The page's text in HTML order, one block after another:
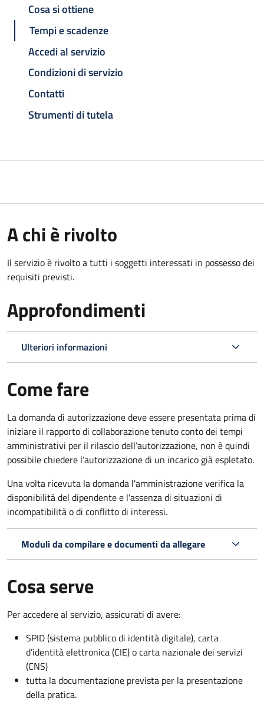
Cosa si ottiene
Tempi e scadenze
Accedi al servizio
Condizioni di servizio
Contatti
Strumenti di tutela
A chi è rivolto
Il servizio è rivolto a tutti i soggetti interessati in possesso dei
requisiti previsti.
Approfondimenti
Ulteriori informazioni
Come fare
La domanda di autorizzazione deve essere presentata prima di
iniziare il rapporto di collaborazionetenuto conto dei tempi
amministrativi per il rilascio dell’autorizzazione, non è quindi
possibile chiedere l’autorizzazione di un incarico già espletato.
Una volta ricevuta la domanda l'amministrazione verifica la
disponibilità del dipendente e l'assenza di situazioni di
incompatibilità o di conflitto di interessi.
Moduli da compilare e documenti da allegare
Cosa serve
Per accedere al servizio, assicurati di avere:
SPID (sistema pubblico di identità digitale), carta
d’identità elettronica (CIE) o carta nazionale dei servizi
(CNS)
tutta la documentazione prevista per la presentazione
della pratica.